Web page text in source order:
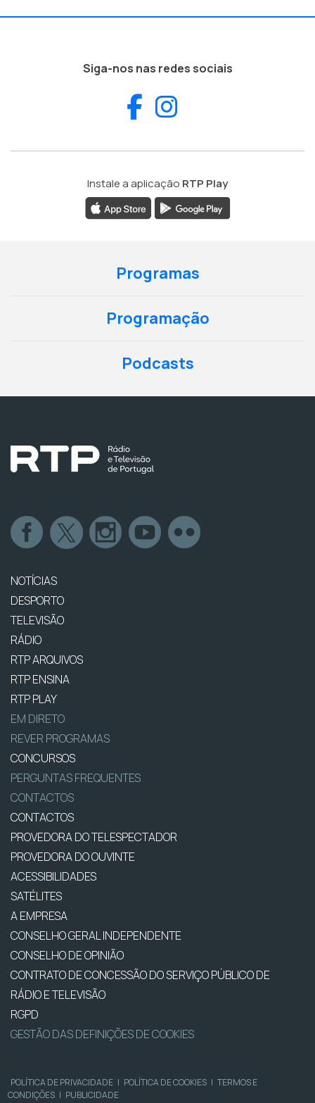
Siga-nos nas redes sociais
Facebook
Instale a aplicação RTP Play
Programas
Programação
Podcasts
NOTÍCIAS
DESPORTO
TELEVISÃO
RÁDIO
RTP ARQUIVOS
RTP ENSINA
RTP PLAY
EM DIRETO
REVER PROGRAMAS
CONCURSOS
PERGUNTAS FREQUENTES
CONTACTOS
CONTACTOS
PROVEDORA DO TELESPECTADOR
PROVEDORA DO OUVINTE
ACESSIBILIDADES
SATÉLITES
A EMPRESA
CONSELHO GERAL INDEPENDENTE
CONSELHO DE OPINIÃO
CONTRATO DE CONCESSÃO DO SERVIÇO PÚBLICO DE
RÁDIO E TELEVISÃO
RGPD
GESTÃO DAS DEFINIÇÕES DE COOKIES
POLÍTICA DE PRIVACIDADE | POLÍTICA DE COOKIES | TERMOS E
CONDIÇÕES | PUBLICIDADE